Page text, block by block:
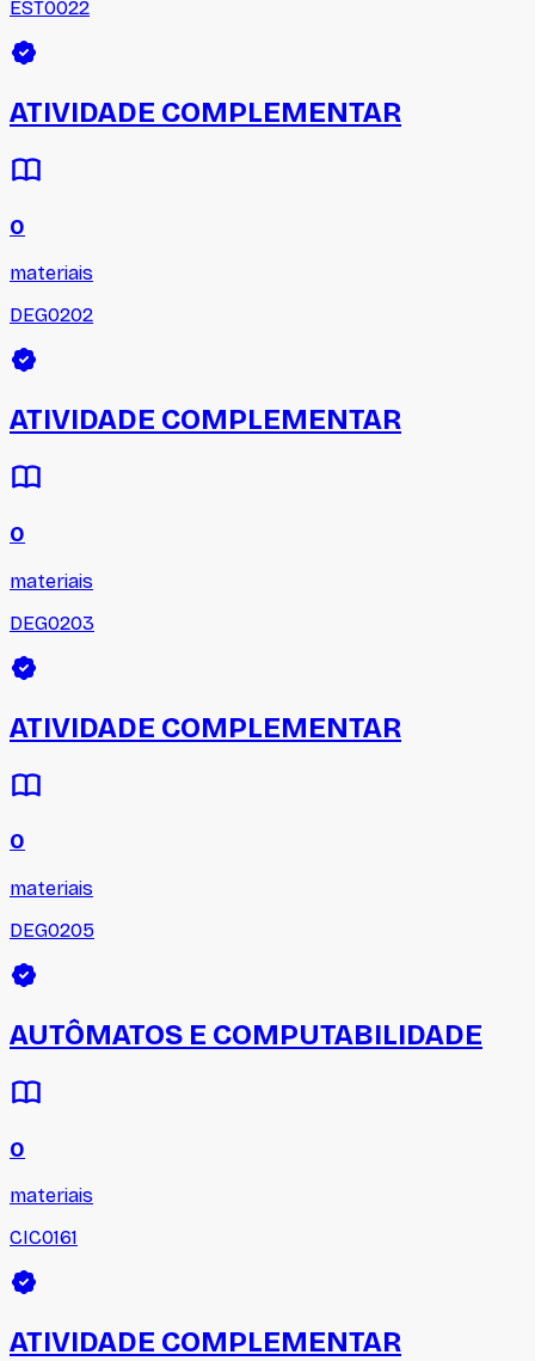
EST0022
ATIVIDADE COMPLEMENTAR
0
materiais
DEG0202
ATIVIDADE COMPLEMENTAR
0
materiais
DEG0203
ATIVIDADE COMPLEMENTAR
0
materiais
DEG0205
AUTÔMATOS E COMPUTABILIDADE
0
materiais
CIC0161
ATIVIDADE COMPLEMENTAR